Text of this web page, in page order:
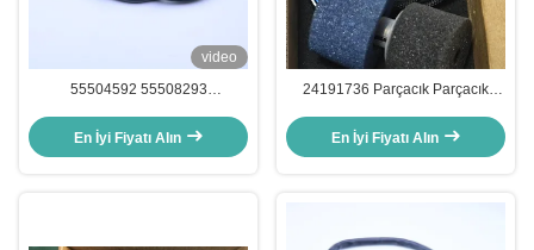
video
55504592 55508293
Parçacık madde PM sensörü
En İyi Fiyatı Alın
24191736 Parçacık Parçacık
Çamur Sensörü
En İyi Fiyatı Alın